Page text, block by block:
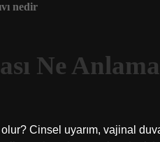
nedir
Ne
olur? Cinsel uyarım, vajinal